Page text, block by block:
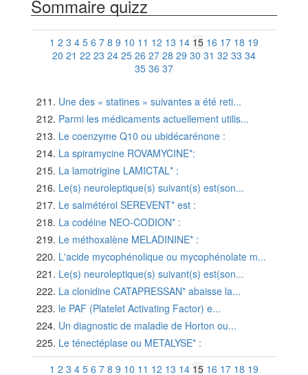
Sommaire quizz
1 2 3 4 5 6 7 8 9 10 11 12 13 14 15 16 17 18 19
20 21 22 23 24 25 26 27 28 29 30 31 32 33 34
35 36 37
Une des « statines » suivantes a été reti...
Parmi les médicaments actuellement utilis...
Le coenzyme Q10 ou ubidécarénone :
La spiramycine ROVAMYCINE*:
La lamotrigine LAMICTAL* :
Le(s) neuroleptique(s) suivant(s) est(son...
Le salmétérol SEREVENT* est :
La codéine NEO-CODION* :
Le méthoxalène MELADININE* :
L'acide mycophénolique ou mycophénolate m...
Le(s) neuroleptique(s) suivant(s) est(son...
La clonidine CATAPRESSAN* abaisse la...
le PAF (Platelet Activating Factor) e...
Un diagnostic de maladie de Horton ou...
Le ténectéplase ou METALYSE* :
1 2 3 4 5 6 7 8 9 10 11 12 13 14 15 16 17 18 19